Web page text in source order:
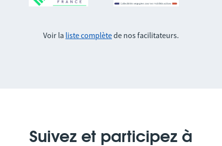
Voir la liste complètede nos facilitateurs.
Suivez et participez à